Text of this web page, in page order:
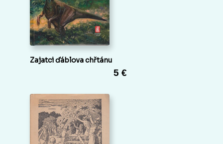
Zajatci ďáblova chřtánu
5 €